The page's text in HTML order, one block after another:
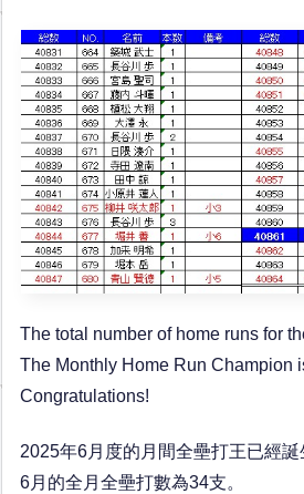
The total number of home runs for
The Monthly Home Run Champion
Congratulations!
2025年6月度的月間全壘打王已經誕
6月的全月全壘打數為34支。